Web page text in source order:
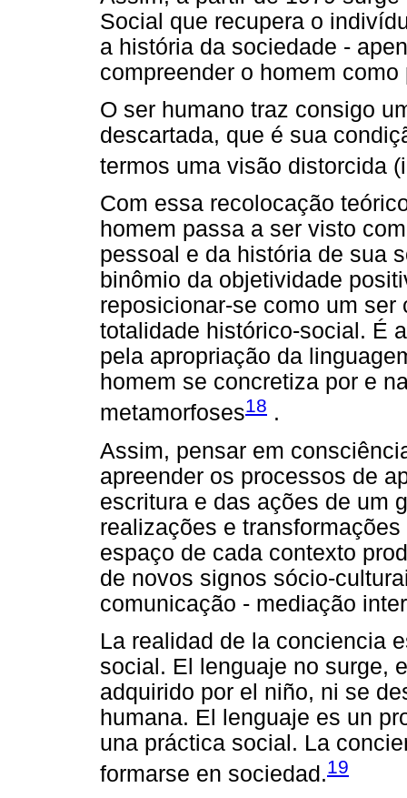
Social que recupera o
a história da sociedade -
compreender o homem
O ser humano traz consigo
descartada, que é sua
termos uma visão distorcida
Com essa recolocação
homem passa a ser visto
pessoal e da história de sua
binômio da objetividade
reposicionar-se como um
totalidade histórico-social. É
pela apropriação da
homem se concretiza por e
metamorfoses18 .
Assim, pensar em
apreender os processos de
escritura e das ações de um
realizações e
espaço de cada contexto
de novos signos sócio-
comunicação - mediação
La realidad de la conciencia
social. El lenguaje no surge,
adquirido por el niño, ni se
humana. El lenguaje es un
una práctica social. La
formarse en sociedad.19